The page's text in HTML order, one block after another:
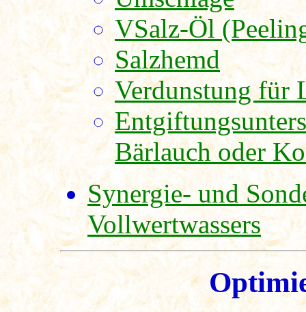
VSalz-Öl
Salzhemd
Verdunstung für
Bärlauch oder
Synergie- und
Vollwertwassers